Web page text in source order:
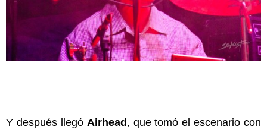
Y después llegó Airhead , que tomó el escenario con